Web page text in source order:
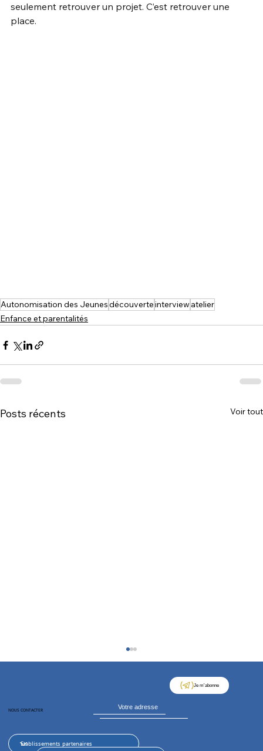
seulement retrouver un projet. C’est retrouver une
place.
Autonomisation des Jeunesdécouverteinterview atelier
Enfance et parentalités
Posts récents Voir tout
NOUS CONTACTER
Je m'abonne